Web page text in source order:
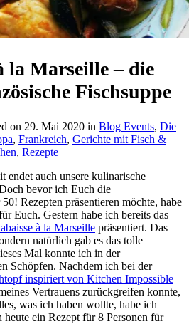
la Marseille – die
Fischsuppe
on 29. Mai 2020 in Blog Events, Die
, Frankreich, Gerichte mit Fisch &
, Rezepte
endet auch unsere kulinarische
bevor ich Euch die
Rezepten präsentieren möchte, habe
Euch. Gestern habe ich bereits das
à la Marseille präsentiert. Das
natürlich gab es das tolle
Mal konnte ich in der
Schöpfen. Nachdem ich bei der
inspiriert von Kitchen Impossible
Vertrauens zurückgreifen konnte,
was ich haben wollte, habe ich
ein Rezept für 8 Personen für